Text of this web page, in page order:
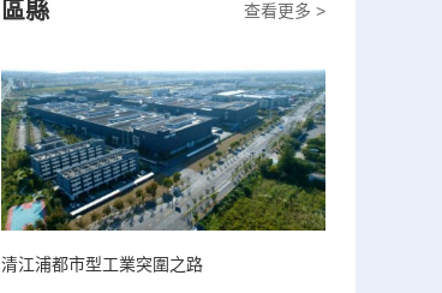
查看更多 >
區縣
清江浦都市型工業突圍之路